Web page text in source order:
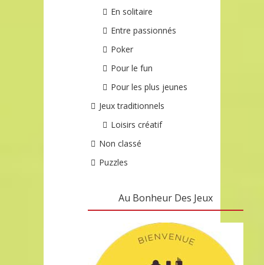
En solitaire
Entre passionnés
Poker
Pour le fun
Pour les plus jeunes
Jeux traditionnels
Loisirs créatif
Non classé
Puzzles
Au Bonheur Des Jeux